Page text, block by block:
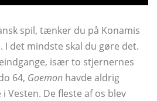
spil, tænker du på Konamis
I det mindste skal du gøre det.
især to stjernernes
64, Goemon havde aldrig
Vesten. De fleste af os blev